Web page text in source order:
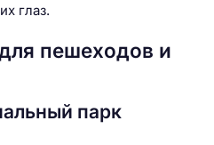
глаз.
пешеходов и
парк